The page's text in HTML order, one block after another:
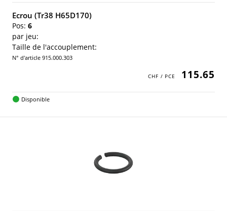
Ecrou (Tr38 H65D170)
Pos: 6
par jeu:
Taille de l'accouplement:
N° d'article 915.000.303
115.65
Disponible